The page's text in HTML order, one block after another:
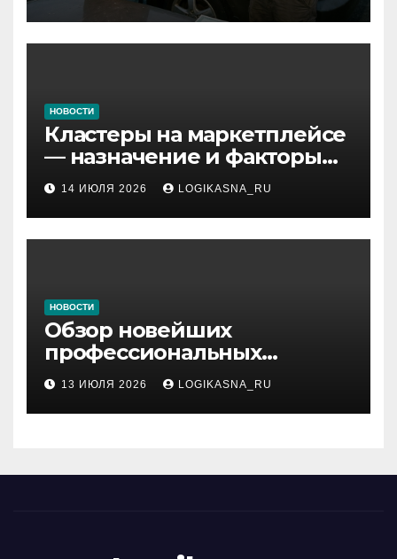
НОВОСТИ
Кластеры на маркетплейсе
— назначение и факторы
ранжирования складов
14 ИЮЛЯ 2026 LOGIKASNA_RU
НОВОСТИ
Обзор новейших
профессиональных
материалов и
инструментов
13 ИЮЛЯ 2026 LOGIKASNA_RU